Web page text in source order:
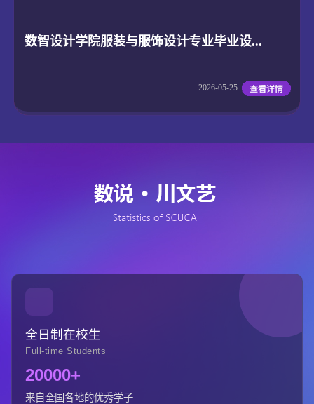
数智设计学院服装与服饰设计专业毕业设...
2026-05-25